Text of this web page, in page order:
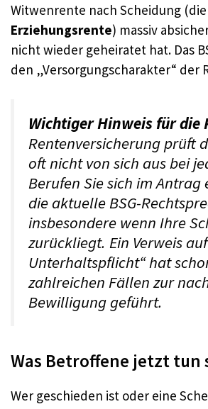
Witwenrente nach Scheidung
Erziehungsrente) massiv
nicht wieder geheiratet hat. Das
den „Versorgungscharakter“ der
Wichtiger Hinweis für die
Rentenversicherung prüft
oft nicht von sich aus bei
Berufen Sie sich im Antrag
die aktuelle BSG-
insbesondere wenn Ihre
zurückliegt. Ein Verweis
Unterhaltspflicht“ hat
zahlreichen Fällen zur
Bewilligung geführt.
Was Betroffene jetzt tun
Wer geschieden ist oder eine